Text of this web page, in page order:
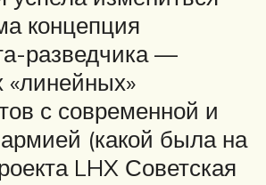
концепция
разведчика —
с современной и
(какой была на
LHX Советская